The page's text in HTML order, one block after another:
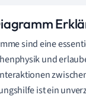
sind eine
und
ist ein